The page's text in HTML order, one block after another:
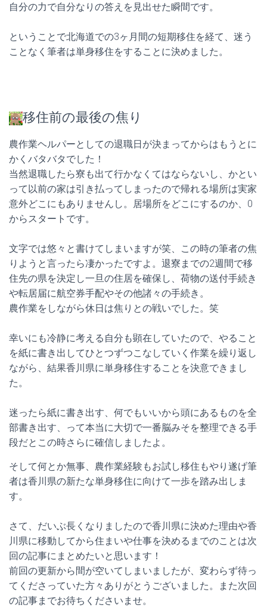
自分の力で自分なりの答えを見出せた瞬間です。
ということで北海道での3ヶ月間の短期移住を経て、迷う
ことなく筆者は単身移住をすることに決めました。
移住前の最後の焦り
農作業ヘルパーとしての退職日が決まってからはもうとに
かくバタバタでした！
当然退職したら寮も出て行かなくてはならないし、かとい
って以前の家は引き払ってしまったので帰れる場所は実家
意外どこにもありませんし。居場所をどこにするのか、0
からスタートです。
文字では悠々と書けてしまいますが笑、この時の筆者の焦
りようと言ったら凄かったですよ。退寮までの2週間で移
住先の県を決定し一旦の住居を確保し、荷物の送付手続き
や転居届に航空券手配やその他諸々の手続き。
農作業をしながら休日は焦りとの戦いでした。笑
幸いにも冷静に考える自分も顕在していたので、やること
を紙に書き出してひとつずつこなしていく作業を繰り返し
ながら、結果香川県に単身移住することを決意できまし
た。
迷ったら紙に書き出す、何でもいいから頭にあるものを全
部書き出す、って本当に大切で一番脳みそを整理できる手
段だとこの時さらに確信しましたよ。
そして何とか無事、農作業経験もお試し移住もやり遂げ筆
者は香川県の新たな単身移住に向けて一歩を踏み出しま
す。
さて、だいぶ長くなりましたので香川県に決めた理由や香
川県に移動してから住まいや仕事を決めるまでのことは次
回の記事にまとめたいと思います！
前回の更新から間が空いてしまいましたが、変わらず待っ
てくださっていた方々ありがとうございました。また次回
の記事までお待ちくださいませ。